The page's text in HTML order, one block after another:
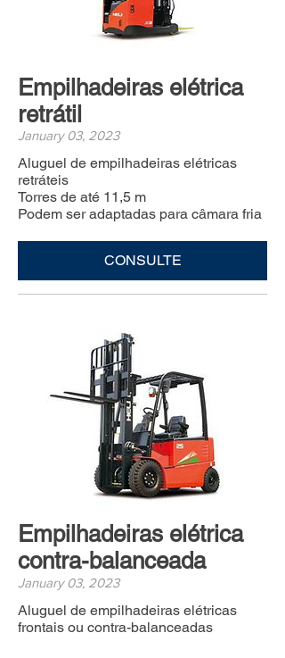
Empilhadeiras elétrica
retrátil
January 03, 2023
Aluguel de empilhadeiras elétricas
retráteis
Torres de até 11,5 m
Podem ser adaptadas para câmara fria
CONSULTE
Empilhadeiras elétrica
contra-balanceada
January 03, 2023
Aluguel de empilhadeiras elétricas
frontais ou contra-balanceadas